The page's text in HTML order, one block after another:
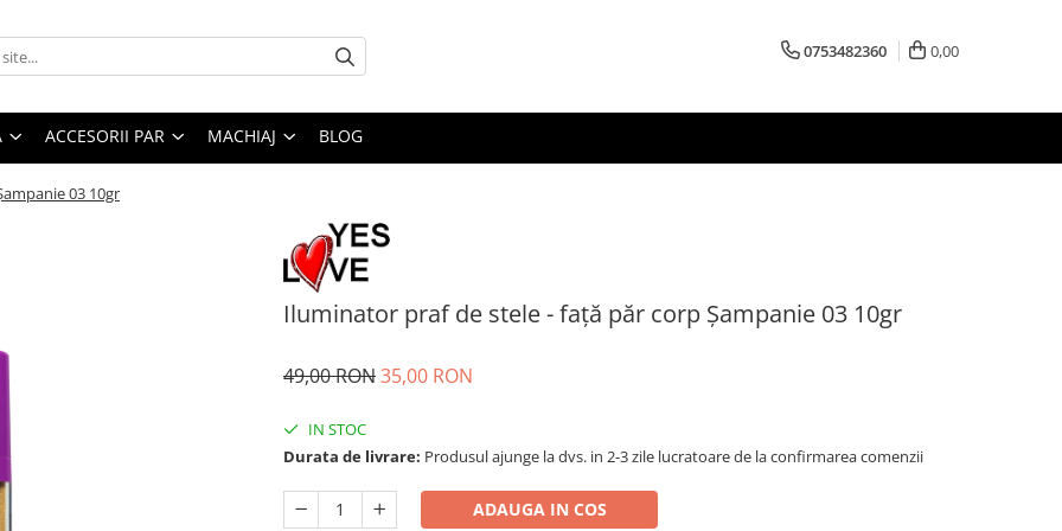
0753482360 0,00
ACCESORII PAR MACHIAJ BLOG
03 10gr
Iluminator praf de stele - față păr corp Șampanie 03 10gr
49,00 RON35,00 RON
IN STOC
Durata de livrare: Produsul ajunge la dvs. in 2-3 zile lucratoare de la confirmarea comenzii
ADAUGA IN COS